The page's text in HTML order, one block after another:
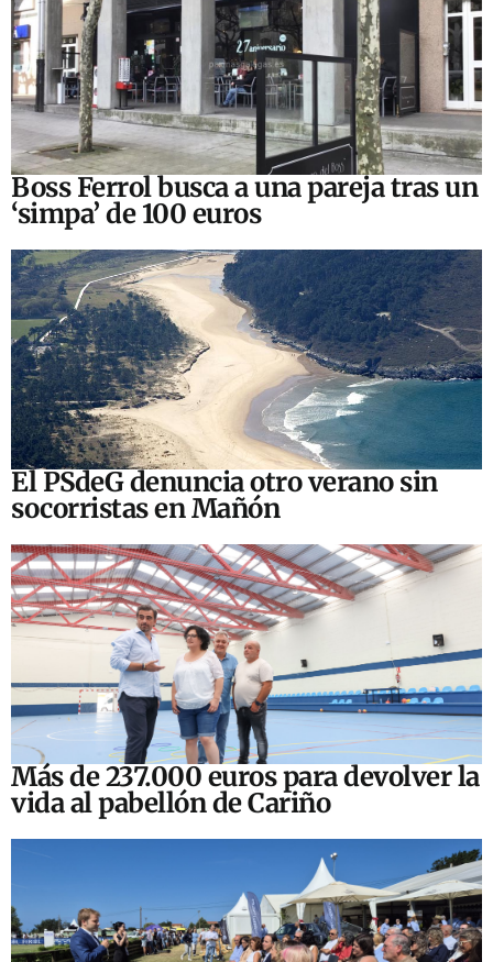
Boss Ferrol busca a una pareja tras un
‘simpa’ de 100 euros
El PSdeG denuncia otro verano sin
socorristas en Mañón
Más de 237.000 euros para devolver la
vida al pabellón de Cariño